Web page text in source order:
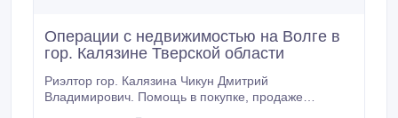
Операции с недвижимостью на Волге в
гор. Калязине Тверской области
Риэлтор гор. Калязина Чикун Дмитрий
Владимирович. Помощь в покупке, продаже